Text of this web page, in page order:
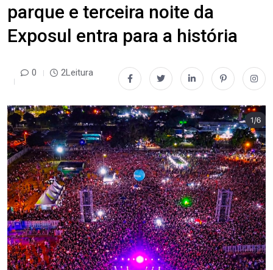
parque e terceira noite da
Exposul entra para a história
0 2Leitura